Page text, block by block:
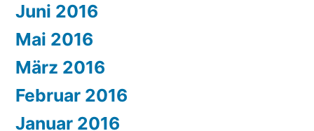
Juni 2016
Mai 2016
März 2016
Februar 2016
Januar 2016